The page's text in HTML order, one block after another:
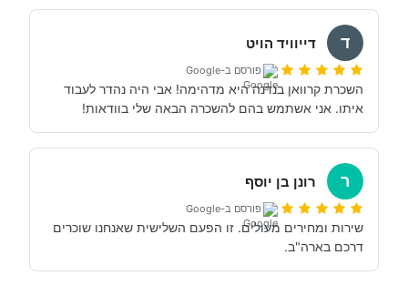
נפנה קודם כל לבנדנה .
ד דייוויד הויט
פורסם ב-Google
איתו. אני אשתמש בהם להשכרה הבאה שלי בוודאות!
ר רונן בן יוסף
פורסם ב-Google
דרכם בארה"ב.